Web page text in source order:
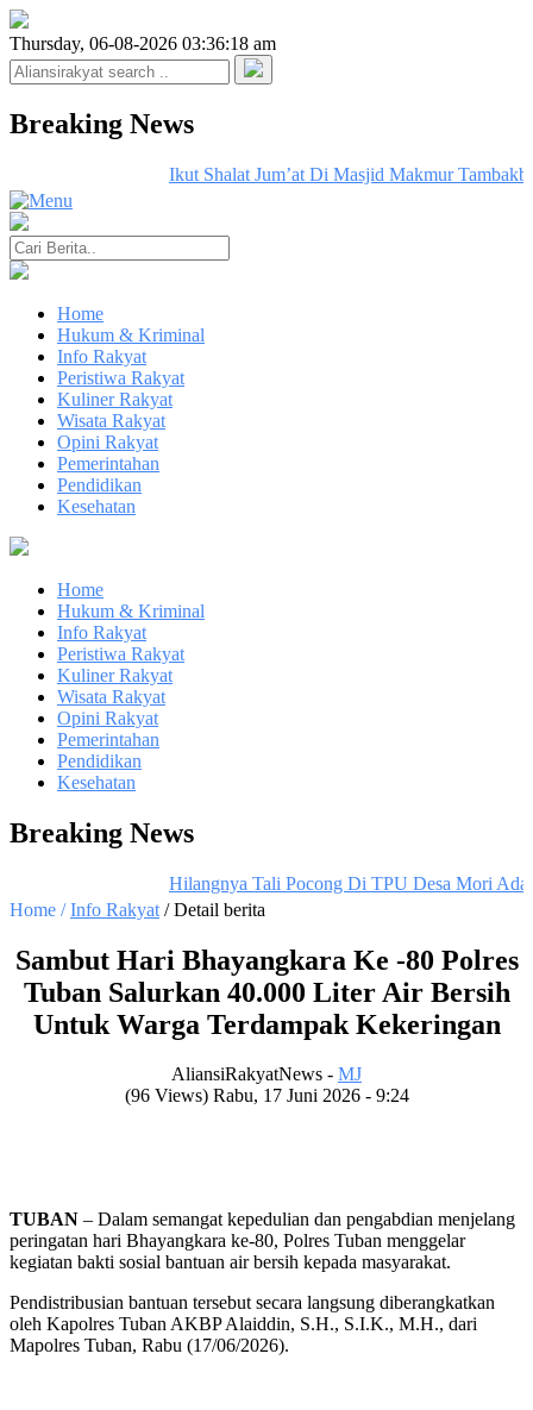
Thursday, 06-08-2026 03:36:18 am
Breaking News
Ikut Shalat Jum’at Di Masjid Makmur
Home
Hukum & Kriminal
Info Rakyat
Peristiwa Rakyat
Kuliner Rakyat
Wisata Rakyat
Opini Rakyat
Pemerintahan
Pendidikan
Kesehatan
Home
Hukum & Kriminal
Info Rakyat
Peristiwa Rakyat
Kuliner Rakyat
Wisata Rakyat
Opini Rakyat
Pemerintahan
Pendidikan
Kesehatan
Breaking News
Hilangnya Tali Pocong Di TPU Desa Mori
Home /Info Rakyat / Detail berita
Sambut Hari Bhayangkara Ke -80 Polres
Tuban Salurkan 40.000 Liter Air Bersih
Untuk Warga Terdampak Kekeringan
AliansiRakyatNews - MJ
(96 Views) Rabu, 17 Juni 2026 - 9:24
TUBAN – Dalam semangat kepedulian dan pengabdian menjelang
peringatan hari Bhayangkara ke-80, Polres Tuban menggelar
kegiatan bakti sosial bantuan air bersih kepada masyarakat.
Pendistribusian bantuan tersebut secara langsung diberangkatkan
oleh Kapolres Tuban AKBP Alaiddin, S.H., S.I.K., M.H., dari
Mapolres Tuban, Rabu (17/06/2026).